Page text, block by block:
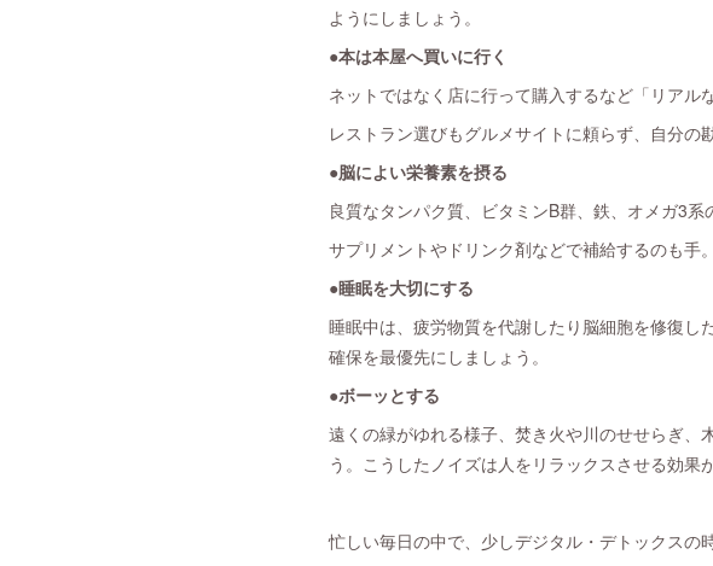
ようにしましょう。
●本は本屋へ買いに行く
ネットではなく店に行って購入するなど「リアル
レストラン選びもグルメサイトに頼らず、自分の
●脳によい栄養素を摂る
良質なタンパク質、ビタミンB群、鉄、オメガ3系
サプリメントやドリンク剤などで補給するのも手。
●睡眠を大切にする
睡眠中は、疲労物質を代謝したり脳細胞を修復
確保を最優先にしましょう。
●ボーッとする
遠くの緑がゆれる様子、焚き火や川のせせらぎ、
う。こうしたノイズは人をリラックスさせる効果
忙しい毎日の中で、少しデジタル・デトックスの